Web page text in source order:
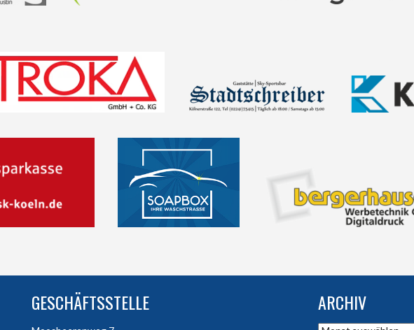
GESCHÄFTSSTELLE ARCHIV